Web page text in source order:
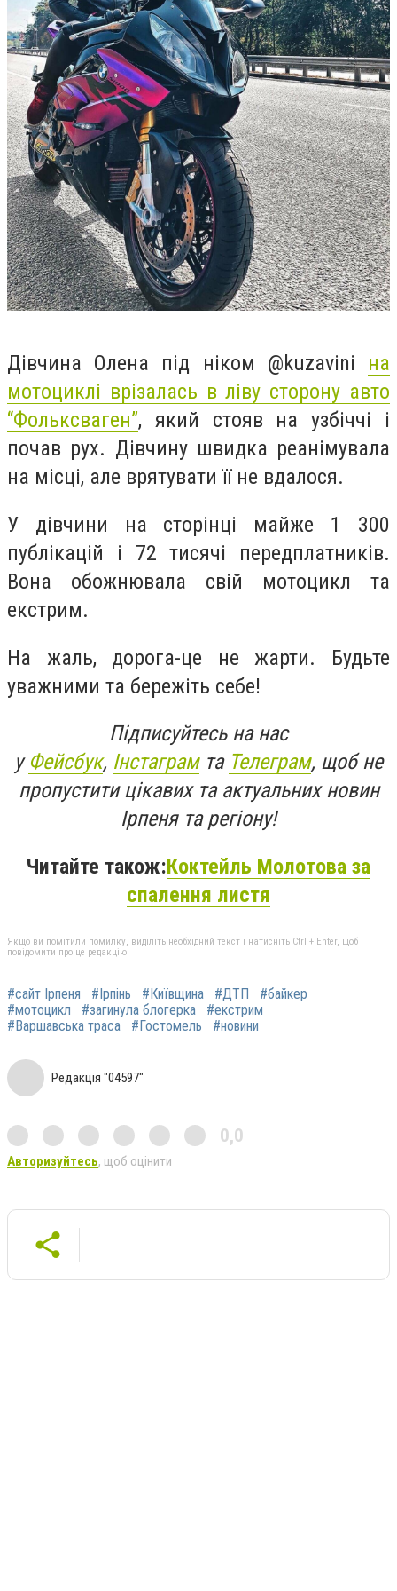
Дівчина Олена під ніком @kuzavini на
мотоциклі врізалась в ліву сторону авто
“Фольксваген”, який стояв на узбіччі і
почав рух. Дівчину швидка реанімувала
на місці, але врятувати її не вдалося.
У дівчини на сторінці майже 1 300
публікацій і 72 тисячі передплатників.
Вона обожнювала свій мотоцикл та
екстрим.
На жаль, дорога-це не жарти. Будьте
уважними та бережіть себе!
Підписуйтесь на нас
у Фейсбук, Інстаграмта Телеграм, щоб не
пропустити цікавих та актуальних новин
Ірпеня та регіону!
Читайте також:Коктейль Молотова за
спалення листя
Якщо ви помітили помилку, виділіть необхідний текст і натисніть Ctrl + Enter, щоб
повідомити про це редакцію
#сайт Ірпеня #Ірпінь #Київщина #ДТП
#байкер
#мотоцикл
#загинула блогерка
#екстрим
#Варшавська траса
#Гостомель #новини
Редакція "04597"
0,0
Авторизуйтесь, щоб оцінити